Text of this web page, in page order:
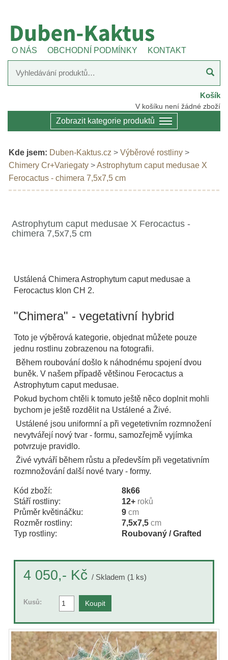
O NÁS OBCHODNÍ PODMÍNKY KONTAKT
Košík
V košíku není žádné zboží
Zobrazit kategorie produktů
Kde jsem: Duben-Kaktus.cz > Výběrové rostliny >
Chimery Cr+Variegaty >Astrophytum caput medusae X
Ferocactus - chimera 7,5x7,5 cm
Astrophytum caput medusae X Ferocactus -
chimera 7,5x7,5 cm
Ustálená Chimera Astrophytum caput medusae a
Ferocactus klon CH 2.
"Chimera" - vegetativní hybrid
Toto je výběrová kategorie, objednat můžete pouze
jednu rostlinu zobrazenou na fotografii.
Během roubování došlo k náhodnému spojení dvou
buněk. V našem případě většinou Ferocactus a
Astrophytum caput medusae.
Pokud bychom chtěli k tomuto ještě něco doplnit mohli
bychom je ještě rozdělit na Ustálené a Živé.
Ustálené jsou uniformní a při vegetetivním rozmnožení
nevytvářejí nový tvar - formu, samozřejmě vyjímka
potvrzuje pravidlo.
Živé vytváří během růstu a především při vegetativním
rozmnožování další nové tvary - formy.
Kód zboží:
8k66
Stáří rostliny:
12+ roků
Průměr květináčku:
9 cm
Rozměr rostliny:
7,5x7,5 cm
Typ rostliny:
Roubovaný / Grafted
4 050,- Kč / Skladem (1 ks)
Kusů: